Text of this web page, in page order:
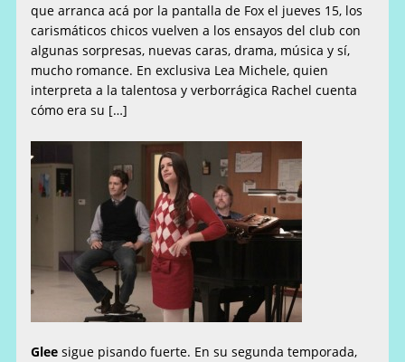
que arranca acá por la pantalla de Fox el jueves 15, los
carismáticos chicos vuelven a los ensayos del club con
algunas sorpresas, nuevas caras, drama, música y sí,
mucho romance. En exclusiva Lea Michele, quien
interpreta a la talentosa y verborrágica Rachel cuenta
cómo era su […]
Glee sigue pisando fuerte. En su segunda temporada,